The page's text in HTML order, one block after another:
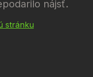
nájsť.
stránku